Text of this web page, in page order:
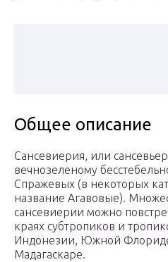
Общее описание
Сансевиерия, или
вечнозеленому
Спражевых (в некоторых
название Агавовые).
сансевиерии можно
краях субтропиков и
Индонезии, Южной
Мадагаскаре.